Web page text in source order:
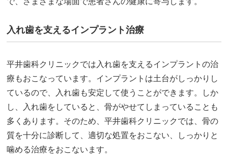
入れ歯を支えるインプラント治療
平井歯科クリニックでは入れ歯を支えるインプラントの治
療もおこなっています。インプラントは土台がしっかりし
ているので、入れ歯も安定して使うことができます。しか
し、入れ歯をしていると、骨がやせてしまっていることも
多くあります。そのため、平井歯科クリニックでは、骨の
質を十分に診断して、適切な処置をおこない、しっかりと
噛める治療をおこないます。